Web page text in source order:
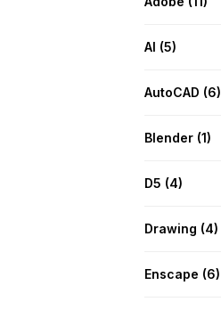
AI (5)
AutoCAD (6)
Blender (1)
D5 (4)
Drawing (4)
Enscape (6)